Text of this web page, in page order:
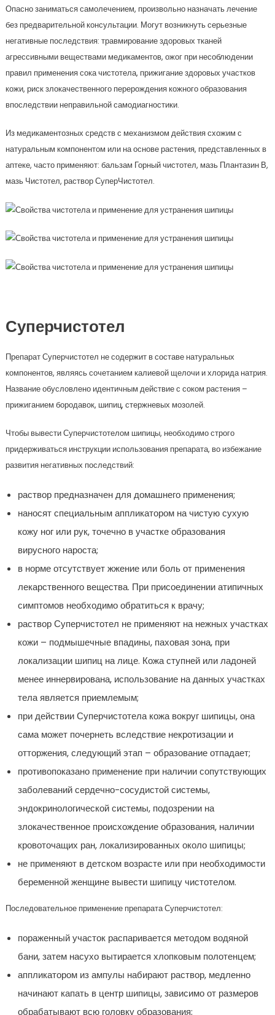
Опасно заниматься самолечением, произвольно назначать лечение
без предварительной консультации. Могут возникнуть серьезные
негативные последствия: травмирование здоровых тканей
агрессивными веществами медикаментов, ожог при несоблюдении
правил применения сока чистотела, прижигание здоровых участков
кожи, риск злокачественного перерождения кожного образования
впоследствии неправильной самодиагностики.
Из медикаментозных средств с механизмом действия схожим с
натуральным компонентом или на основе растения, представленных в
аптеке, часто применяют: бальзам Горный чистотел, мазь Плантазин В,
мазь Чистотел, раствор СуперЧистотел.
Суперчистотел
Препарат Суперчистотел не содержит в составе натуральных
компонентов, являясь сочетанием калиевой щелочи и хлорида натрия.
Название обусловлено идентичным действие с соком растения –
прижиганием бородавок, шипиц, стержневых мозолей.
Чтобы вывести Суперчистотелом шипицы, необходимо строго
придерживаться инструкции использования препарата, во избежание
развития негативных последствий:
раствор предназначен для домашнего применения;
наносят специальным аппликатором на чистую сухую
кожу ног или рук, точечно в участке образования
вирусного нароста;
в норме отсутствует жжение или боль от применения
лекарственного вещества. При присоединении атипичных
симптомов необходимо обратиться к врачу;
раствор Суперчистотел не применяют на нежных участках
кожи – подмышечные впадины, паховая зона, при
локализации шипиц на лице. Кожа ступней или ладоней
менее иннервирована, использование на данных участках
тела является приемлемым;
при действии Суперчистотела кожа вокруг шипицы, она
сама может почернеть вследствие некротизации и
отторжения, следующий этап – образование отпадает;
противопоказано применение при наличии сопутствующих
заболеваний сердечно-сосудистой системы,
эндокринологической системы, подозрении на
злокачественное происхождение образования, наличии
кровоточащих ран, локализированных около шипицы;
не применяют в детском возрасте или при необходимости
беременной женщине вывести шипицу чистотелом.
Последовательное применение препарата Суперчистотел:
пораженный участок распаривается методом водяной
бани, затем насухо вытирается хлопковым полотенцем;
аппликатором из ампулы набирают раствор, медленно
начинают капать в центр шипицы, зависимо от размеров
обрабатывают всю головку образования;